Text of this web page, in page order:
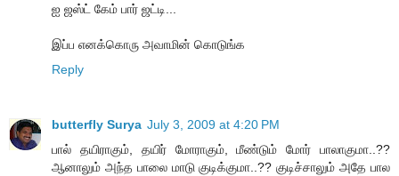
ஐ ஜஸ்ட் கேம் பார் ஜட்டி...
இப்ப எனக்கொரு அவாமின் கொடுங்க
Reply
butterfly Surya July 3, 2009 at 4:20 PM
பால் தயிராகும், தயிர் மோராகும், மீண்டும் மோர் பாலாகுமா..??
ஆனாலும் அந்த பாலை மாடு குடிக்குமா..?? குடிச்சாலும் அதே பால